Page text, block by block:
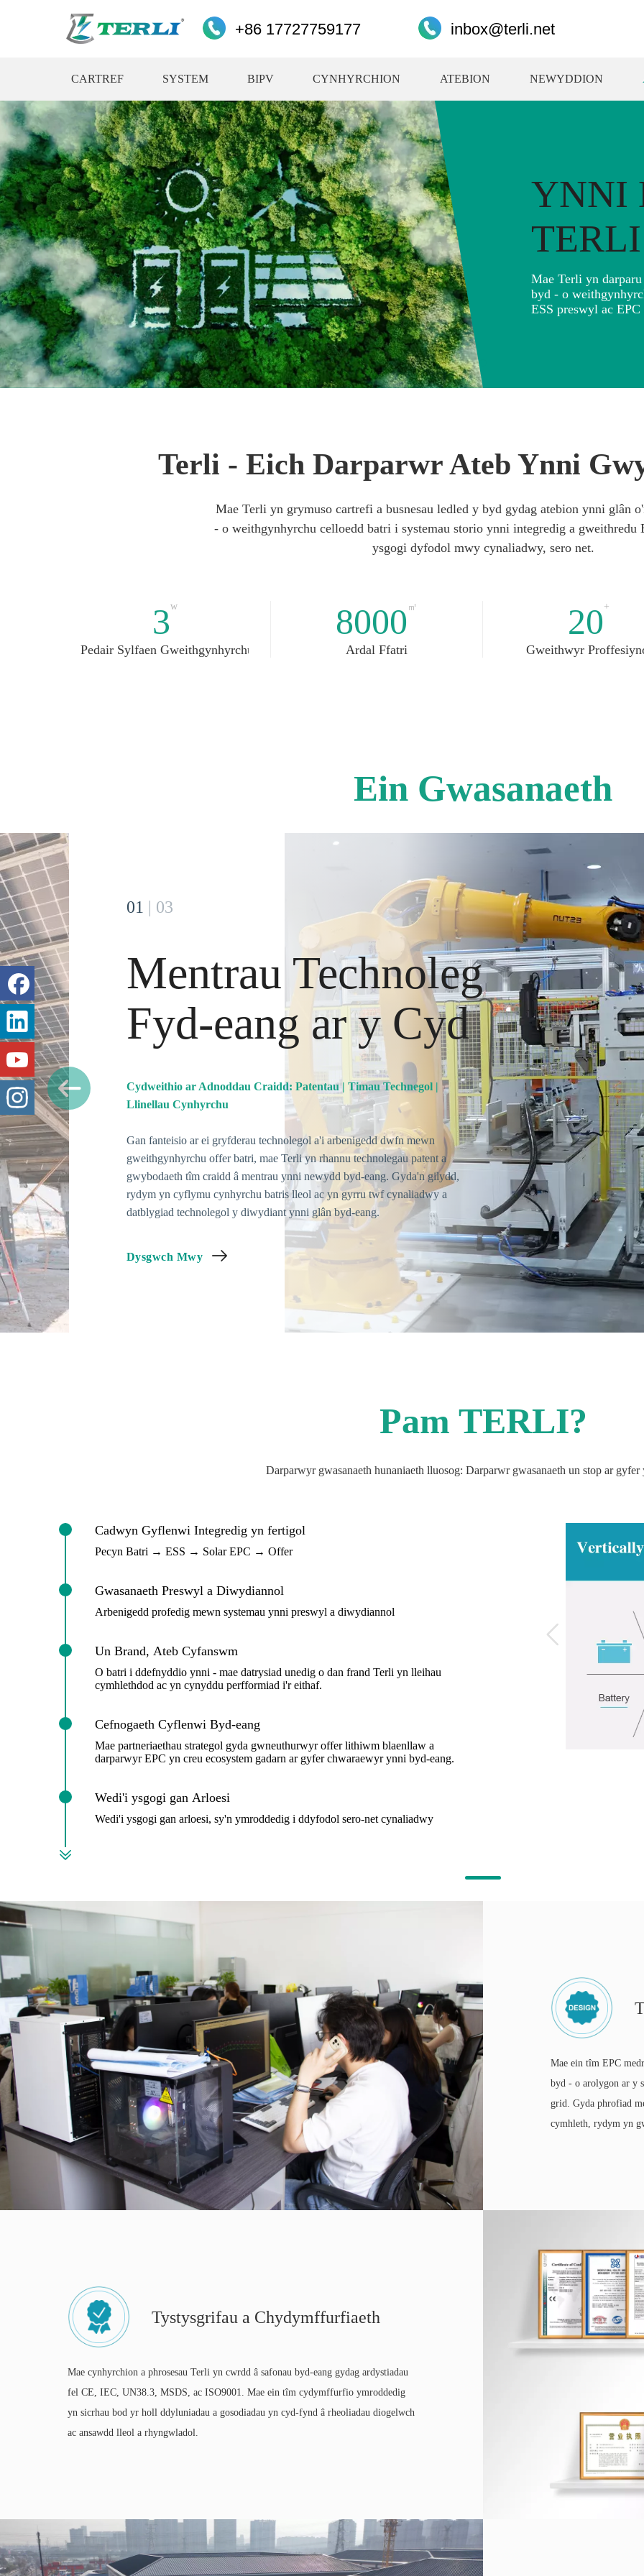
+86 17727759177 inbox@terli.net
CARTREF SYSTEM BIPV CYNHYRCHION ATEBION NEWYDDION
YNNI
TERLI
Mae Terli yn
byd - o
ESS preswyl ac
Terli - Eich Darparwr Ateb Ynni
Mae Terli yn grymuso cartrefi a busnesau ledled y byd gydag atebion ynni glân
- o weithgynhyrchu celloedd batri i systemau storio ynni integredig a gweithredu
ysgogi dyfodol mwy cynaliadwy, sero net.
3w
Pedair Sylfaen Gweithgynhyrchu
8000 ㎡
Ardal Ffatri
20 +
Gweithwyr
Ein Gwasanaeth
01 | 03
Mentrau Technoleg
Fyd-eang ar y Cyd
Cydweithio ar Adnoddau Craidd: Patentau | Timau Technegol |
Llinellau Cynhyrchu
Gan fanteisio ar ei gryfderau technolegol a'i arbenigedd dwfn mewn
gweithgynhyrchu offer batri, mae Terli yn rhannu technolegau patent a
gwybodaeth tîm craidd â mentrau ynni newydd byd-eang. Gyda'n gilydd,
rydym yn cyflymu cynhyrchu batris lleol ac yn gyrru twf cynaliadwy a
datblygiad technolegol y diwydiant ynni glân byd-eang.
Dysgwch Mwy
Pam TERLI?
Darparwyr gwasanaeth hunaniaeth lluosog: Darparwr gwasanaeth un stop ar
Cadwyn Gyflenwi Integredig yn fertigol
Pecyn Batri → ESS → Solar EPC → Offer
Gwasanaeth Preswyl a Diwydiannol
Arbenigedd profedig mewn systemau ynni preswyl a diwydiannol
Un Brand, Ateb Cyfanswm
O batri i ddefnyddio ynni - mae datrysiad unedig o dan frand Terli yn lleihau
cymhlethdod ac yn cynyddu perfformiad i'r eithaf.
Cefnogaeth Cyflenwi Byd-eang
Mae partneriaethau strategol gyda gwneuthurwyr offer lithiwm blaenllaw a
darparwyr EPC yn creu ecosystem gadarn ar gyfer chwaraewyr ynni byd-eang.
Wedi'i ysgogi gan Arloesi
Wedi'i ysgogi gan arloesi, sy'n ymroddedig i ddyfodol sero-net cynaliadwy
Mae ein tîm EPC
byd - o arolygon ar y
grid. Gyda phrofiad
cymhleth, rydym yn
Tystysgrifau a Chydymffurfiaeth
Mae cynhyrchion a phrosesau Terli yn cwrdd â safonau byd-eang gydag ardystiadau
fel CE, IEC, UN38.3, MSDS, ac ISO9001. Mae ein tîm cydymffurfio ymroddedig
yn sicrhau bod yr holl ddyluniadau a gosodiadau yn cyd-fynd â rheoliadau diogelwch
ac ansawdd lleol a rhyngwladol.